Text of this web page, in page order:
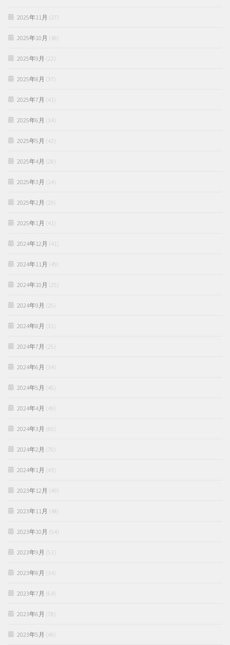
2025年11月 (27)
2025年10月 (48)
2025年9月 (22)
2025年8月 (37)
2025年7月 (41)
2025年6月 (34)
2025年5月 (42)
2025年4月 (28)
2025年3月 (14)
2025年2月 (29)
2025年1月 (41)
2024年12月 (41)
2024年11月 (49)
2024年10月 (25)
2024年9月 (25)
2024年8月 (31)
2024年7月 (25)
2024年6月 (34)
2024年5月 (45)
2024年4月 (49)
2024年3月 (60)
2024年2月 (70)
2024年1月 (43)
2023年12月 (49)
2023年11月 (48)
2023年10月 (54)
2023年9月 (51)
2023年8月 (34)
2023年7月 (64)
2023年6月 (78)
2023年5月 (49)